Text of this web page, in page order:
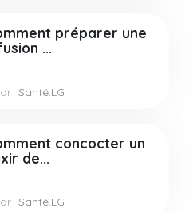
préparer une
...
Santé.LG
concocter un
de...
Santé.LG